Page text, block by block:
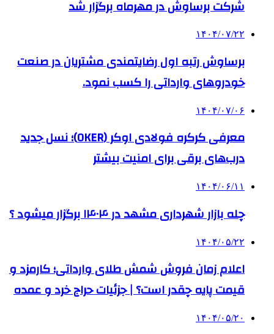
شرکت برساوش در مهرماه برگزار شد
۱۴۰۴/۰۷/۲۲
برساوش رتبه اول رضایتمندی مشتریان در صنعت
خودروهای وارداتی را کسب نمود.
۱۴۰۴/۰۷/۰۶
معرفی کرکره فولادی اوکر (OKER)؛ نسل جدید
درب‌های برقی برای امنیت بیشتر
۱۴۰۴/۰۶/۱۱
چله بازار شهرداری مشهد در ۱۴۰۴ برگزار میشود ؟
۱۴۰۴/۰۵/۲۲
اعلام زمان فروش شمش طلای وارداتی؛ کارمزد و
قیمت پایه چقدر است؟ | جزئیات حراج خرد و عمده
۱۴۰۴/۰۵/۲۰